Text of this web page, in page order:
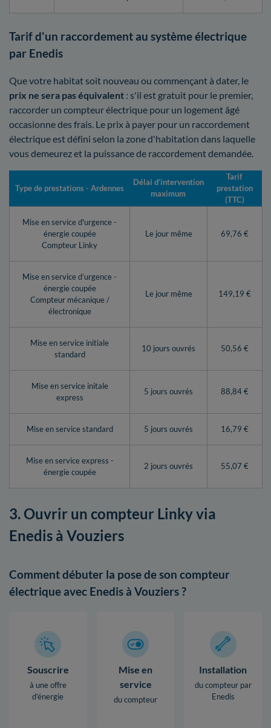
Tarif d'un raccordement au système électrique
par Enedis
Que votre habitat soit nouveau ou commençant à dater, le
prix ne sera pas équivalent : s'il est gratuit pour le premier,
raccorder un compteur électrique pour un logement âgé
occasionne des frais. Le prix à payer pour un raccordement
électrique est défini selon la zone d'habitation dans laquelle
vous demeurez et la puissance de raccordement demandée.
Type de prestations - Ardennes
Délai d’intervention
maximum
Tarif
prestation
(TTC)
Mise en service d'urgence -
énergie coupée
Compteur Linky
Le jour même 69,76 €
Mise en service d’urgence -
énergie coupée
Compteur mécanique /
électronique
Le jour même 149,19 €
Mise en service initiale
standard
10 jours ouvrés 50,56 €
Mise en service initale
express
5 jours ouvrés 88,84 €
Mise en service standard 5 jours ouvrés 16,79 €
Mise en service express -
énergie coupée
2 jours ouvrés 55,07 €
3. Ouvrir un compteur Linky via
Enedis à Vouziers
Comment débuter la pose de son compteur
électrique avec Enedis à Vouziers ?
Souscrire
à une offre
d’énergie
Mise en
service
du compteur
Installation
du compteur par
Enedis